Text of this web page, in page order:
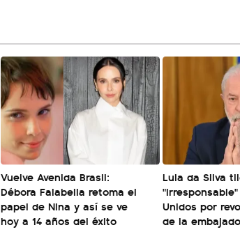
Vuelve Avenida Brasil:
Débora Falabella retoma el
papel de Nina y así se ve
hoy a 14 años del éxito
Lula da Silva
Unidos por
de la